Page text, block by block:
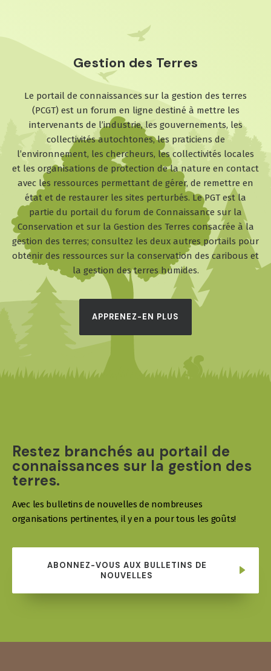
Gestion des Terres
Le portail de connaissances sur la gestion des terres
(PCGT) est un forum en ligne destiné à mettre les
intervenants de l’industrie, les gouvernements, les
collectivités autochtones, les praticiens de
l’environnement, les chercheurs, les collectivités locales
et les organisations de protection de la nature en contact
avec les ressources permettant de gérer, de remettre en
état et de restaurer les sites perturbés. Le PGT est la
partie du portail du forum de Connaissance sur la
Conservation et sur la Gestion des Terres consacrée à la
gestion des terres; consultez les deux autres portails pour
obtenir des ressources sur la conservation des caribous et
la gestion des terres humides.
APPRENEZ-EN PLUS
Restez branchés au portail de
connaissances sur la gestion des
terres.
Avec les bulletins de nouvelles de nombreuses
organisations pertinentes, il y en a pour tous les goûts!
ABONNEZ-VOUS AUX BULLETINS DE
NOUVELLES